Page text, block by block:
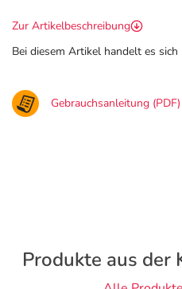
Zur Artikelbeschreibung
Bei diesem Artikel handelt es
Gebrauchsanleitung (PDF)
Produkte aus der